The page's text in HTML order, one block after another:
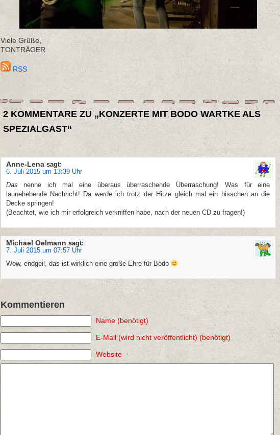
Viele Grüße,
TONTRÄGER
RSS
2 KOMMENTARE ZU „KONZERTE MIT BODO WARTKE ALS
SPEZIALGAST“
Anne-Lena sagt:
6. Juli 2015 um 13:39 Uhr
Das nenne ich mal eine überaus überraschende Überraschung! Was für eine
launehebende Nachricht! Da werde ich trotz der Hitze gleich mal ein bisschen an die
Decke springen!
(Beachtet, wie ich mir erfolgreich verkniffen habe, nach der neuen CD zu fragen!)
Michael Oelmann sagt:
7. Juli 2015 um 07:57 Uhr
Wow, endgeil, das ist wirklich eine große Ehre für Bodo
Kommentieren
Name (benötigt)
E-Mail (wird nicht veröffentlicht) (benötigt)
Website